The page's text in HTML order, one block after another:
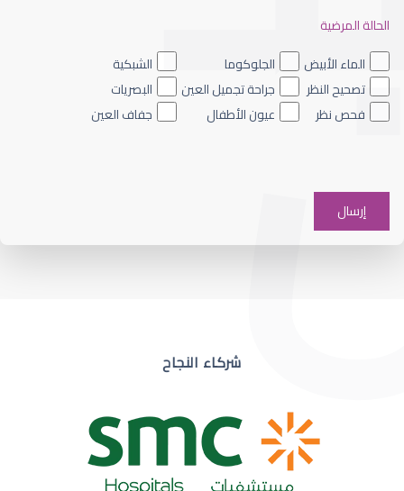
ضعف نظر العين اليسرى
ضعف نظر مفاجئ
الحالة المرضية
الماء الأبيض
الجلوكوما
الشبكية
تصحيح النظر
جراحة تجميل العين
البصريات
فحص نظر
عيون الأطفال جفاف العين
شركاء النجاح